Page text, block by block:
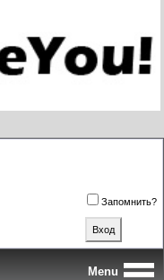
Запомнить?
Menu